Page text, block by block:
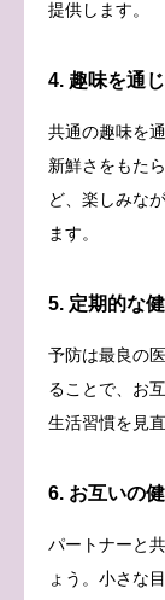
提供します。
4. 趣味を通
共通の趣味を
新鮮さをもた
ど、楽しみな
ます。
5. 定期的な
予防は最良の
ることで、お
生活習慣を見
6. お互いの
パートナーと
ょう。小さな